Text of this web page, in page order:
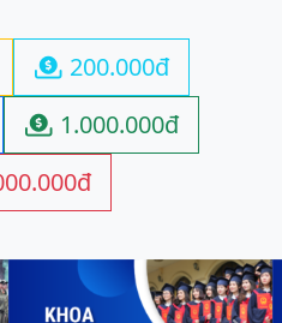
 200.000đ
 1.000.000đ